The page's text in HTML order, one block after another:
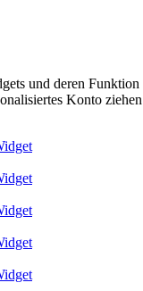
und deren Funktion
Konto